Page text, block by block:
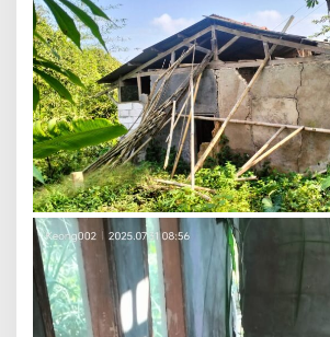
n
l
o
k
T
o
l
B
o
c
i
m
k
s